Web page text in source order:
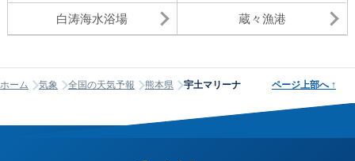
白涛海水浴場 蔵々漁港
ホーム 気象 全国の天気予報 熊本県 宇土マリーナ ページ上部へ ↑